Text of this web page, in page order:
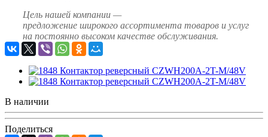
Цель нашей компании —
предложение широкого ассортимента товаров и услуг
на постоянно высоком качестве обслуживания.
В наличии
Поделиться